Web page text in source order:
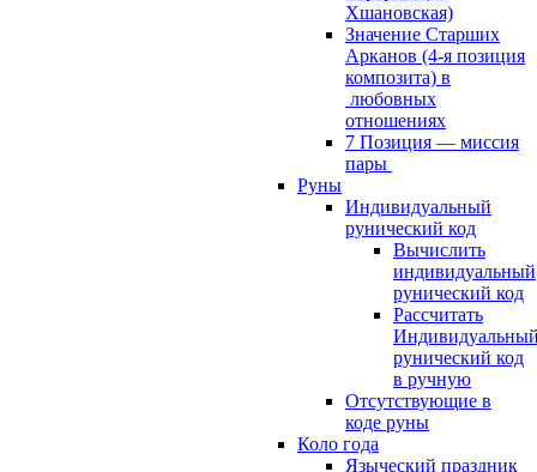
Хшановская)
Значение Старших
Арканов (4-я позиция
композита) в
любовных
отношениях
7 Позиция — миссия
пары
Руны
Индивидуальный
рунический код
Вычислить
индивидуальный
рунический код
Рассчитать
рунический код
в ручную
Отсутствующие в
коде руны
Коло года
Языческий праздник